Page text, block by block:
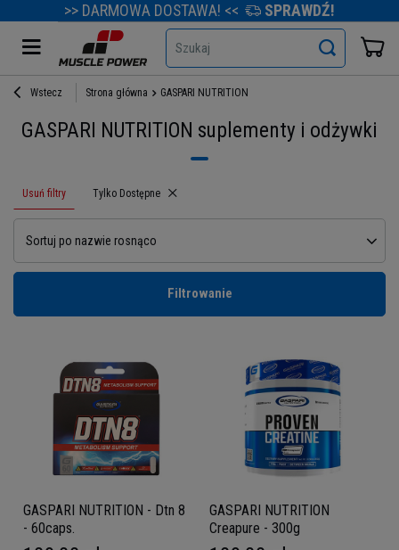
>> DARMOWA DOSTAWA! << SPRAWDŹ!
Szukaj
Wstecz Strona główna GASPARI NUTRITION
GASPARI NUTRITION suplementy i odżywki
Usuń filtry Usuń filtr
Tylko Dostępne
Sortuj po nazwie rosnąco
Filtrowanie
GASPARI NUTRITION - Dtn 8
- 60caps.
GASPARI NUTRITION
Creapure - 300g